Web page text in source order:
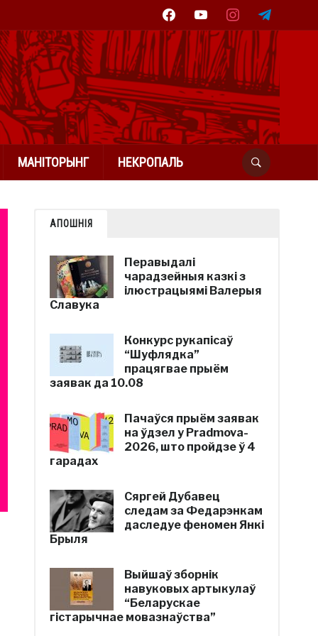
facebookyoutube instagramtelegram
МАНІТОРЫНГ НЕКРОПАЛЬ
АПОШНІЯ
Перавыдалі
чарадзейныя казкі з
ілюстрацыямі Валерыя
Славука
Конкурс рукапісаў
“Шуфлядка”
працягвае прыём
заявак да 10.08
Пачаўся прыём заявак
на ўдзел у Pradmova-
2026, што пройдзе ў 4
гарадах
Сяргей Дубавец
следам за Федарэнкам
даследуе феномен Янкі
Брыля
Выйшаў зборнік
навуковых артыкулаў
“Беларускае
гістарычнае мовазнаўства”